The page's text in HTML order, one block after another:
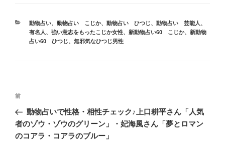
カ
テ
ゴ
動物占い、 動物占い こじか、 動物占い ひつじ、 動物占い 芸能人、
有名人 、 強い意志をもったこじか女性、 新動物占い60 こじか、 新動物
占い60 ひつじ、 無邪気なひつじ男性
投
ナ
ビ
前
の
投
稿
前
動物占いで性格・相性チェック♪上口耕平さん「人気
者のゾウ・ゾウのグリーン」・妃海風さん「夢とロマン
のコアラ・コアラのブルー」